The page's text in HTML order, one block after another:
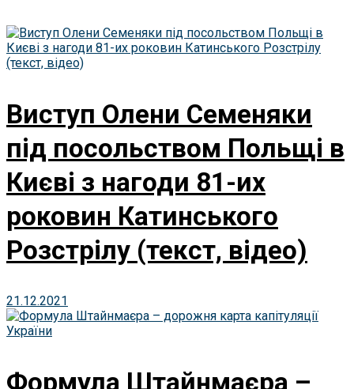
Виступ Олени Семеняки
під посольством Польщі в
Києві з нагоди 81-их
роковин Катинського
Розстрілу (текст, відео)
21.12.2021
Формула Штайнмаєра –